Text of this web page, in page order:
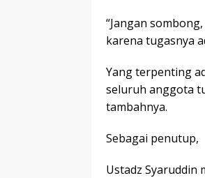
“Jangan
karena tugasnya
Yang terpenting
seluruh anggota
tambahnya.
Sebagai penutup,
Ustadz Syaruddin